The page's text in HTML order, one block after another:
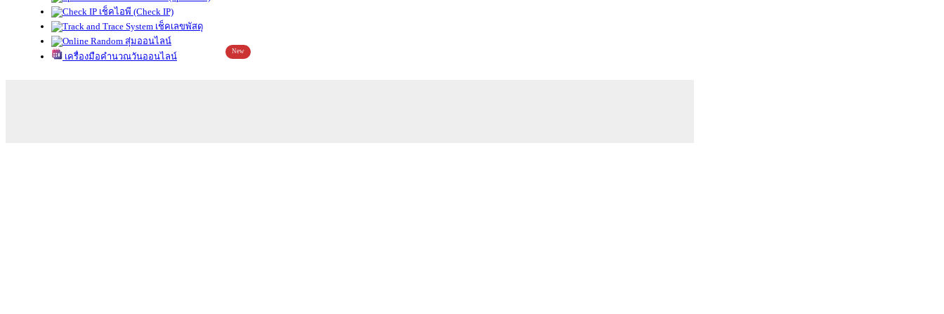
เช็คไอพี (Check IP)
เช็คเลขพัสดุ
สุ่มออนไลน์
เครื่องมือคำนวณวันออนไลน์
New